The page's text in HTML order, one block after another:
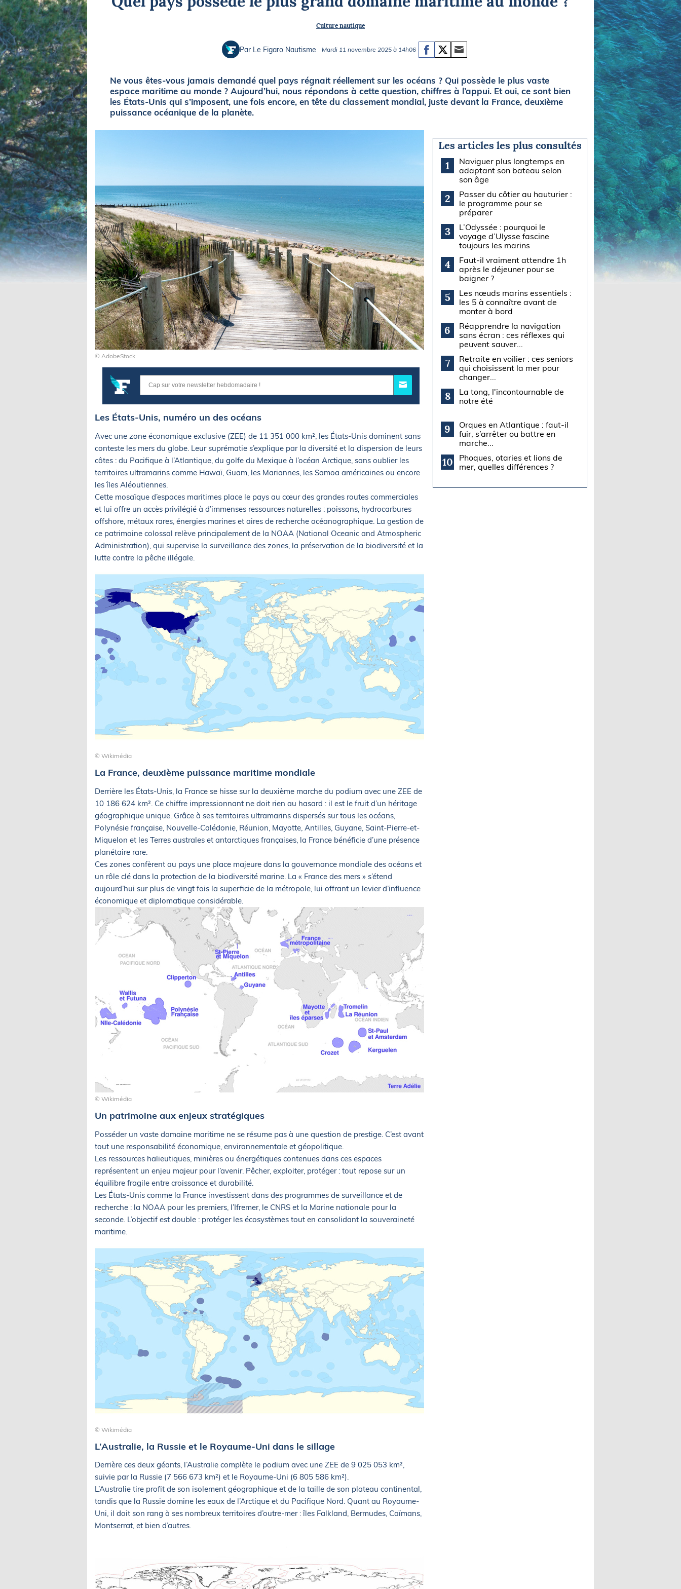
Equipements
Plongée
Glisse
Briefings
Culture nautique
Par Le Figaro Nautisme Mardi 11 novembre 2025 à 14h06
Ne vous êtes-vous jamais demandé quel pays régnait réellement sur les océans ? Qui possède le plus vaste
espace maritime au monde ? Aujourd’hui, nous répondons à cette question, chiffres à l’appui. Et oui, ce sont bien
les États-Unis qui s’imposent, une fois encore, en tête du classement mondial, juste devant la France, deuxième
puissance océanique de la planète.
© AdobeStock
Les États-Unis, numéro un des océans
Avec une zone économique exclusive (ZEE) de 11 351 000 km², les États-Unis dominent sans
conteste les mers du globe. Leur suprématie s’explique par la diversité et la dispersion de leurs
côtes : du Pacifique à l’Atlantique, du golfe du Mexique à l’océan Arctique, sans oublier les
territoires ultramarins comme Hawaï, Guam, les Mariannes, les Samoa américaines ou encore
les îles Aléoutiennes.
Cette mosaïque d’espaces maritimes place le pays au cœur des grandes routes commerciales
et lui offre un accès privilégié à d’immenses ressources naturelles : poissons, hydrocarbures
offshore, métaux rares, énergies marines et aires de recherche océanographique. La gestion de
ce patrimoine colossal relève principalement de la NOAA (National Oceanic and Atmospheric
Administration), qui supervise la surveillance des zones, la préservation de la biodiversité et la
lutte contre la pêche illégale.
© Wikimédia
La France, deuxième puissance maritime mondiale
Derrière les États-Unis, la France se hisse sur la deuxième marche du podium avec une ZEE de
10 186 624 km². Ce chiffre impressionnant ne doit rien au hasard : il est le fruit d’un héritage
géographique unique. Grâce à ses territoires ultramarins dispersés sur tous les océans,
Polynésie française, Nouvelle-Calédonie, Réunion, Mayotte, Antilles, Guyane, Saint-Pierre-et-
Miquelon et les Terres australes et antarctiques françaises, la France bénéficie d’une présence
planétaire rare.
Ces zones confèrent au pays une place majeure dans la gouvernance mondiale des océans et
un rôle clé dans la protection de la biodiversité marine. La « France des mers » s’étend
aujourd’hui sur plus de vingt fois la superficie de la métropole, lui offrant un levier d’influence
économique et diplomatique considérable.
© Wikimédia
Un patrimoine aux enjeux stratégiques
Posséder un vaste domaine maritime ne se résume pas à une question de prestige. C’est avant
tout une responsabilité économique, environnementale et géopolitique.
Les ressources halieutiques, minières ou énergétiques contenues dans ces espaces
représentent un enjeu majeur pour l’avenir. Pêcher, exploiter, protéger : tout repose sur un
équilibre fragile entre croissance et durabilité.
Les États-Unis comme la France investissent dans des programmes de surveillance et de
recherche : la NOAA pour les premiers, l’Ifremer, le CNRS et la Marine nationale pour la
seconde. L’objectif est double : protéger les écosystèmes tout en consolidant la souveraineté
maritime.
© Wikimédia
L’Australie, la Russie et le Royaume-Uni dans le sillage
Derrière ces deux géants, l’Australie complète le podium avec une ZEE de 9 025 053 km²,
suivie par la Russie (7 566 673 km²) et le Royaume-Uni (6 805 586 km²).
L’Australie tire profit de son isolement géographique et de la taille de son plateau continental,
tandis que la Russie domine les eaux de l’Arctique et du Pacifique Nord. Quant au Royaume-
Uni, il doit son rang à ses nombreux territoires d’outre-mer : îles Falkland, Bermudes, Caïmans,
Montserrat, et bien d’autres.
Les articles les plus consultés
1
Naviguer plus longtemps en
adaptant son bateau selon
son âge
2
Passer du côtier au hauturier :
le programme pour se
préparer
3
L’Odyssée : pourquoi le
voyage d’Ulysse fascine
toujours les marins
4
Faut-il vraiment attendre 1h
après le déjeuner pour se
baigner ?
5
Les nœuds marins essentiels :
les 5 à connaître avant de
monter à bord
6
Réapprendre la navigation
sans écran : ces réflexes qui
peuvent sauver...
7
Retraite en voilier : ces seniors
qui choisissent la mer pour
changer...
8
La tong, l'incontournable de
notre été
9
Orques en Atlantique : faut-il
fuir, s’arrêter ou battre en
marche...
10
Phoques, otaries et lions de
mer, quelles différences ?